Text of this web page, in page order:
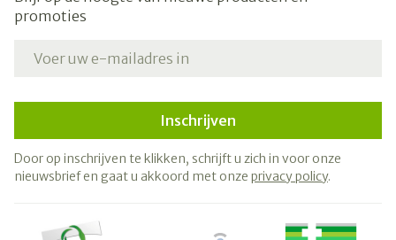
promoties
Inschrijven
Door op inschrijven te klikken, schrijft u zich in voor onze
nieuwsbrief en gaat u akkoord met onze privacy policy.